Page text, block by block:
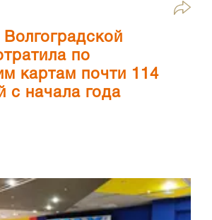
по
картам почти 114
с начала года